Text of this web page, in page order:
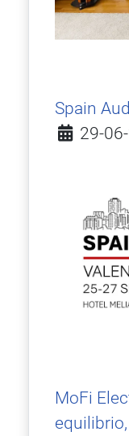
Spain
Detalles
29-
MoFi